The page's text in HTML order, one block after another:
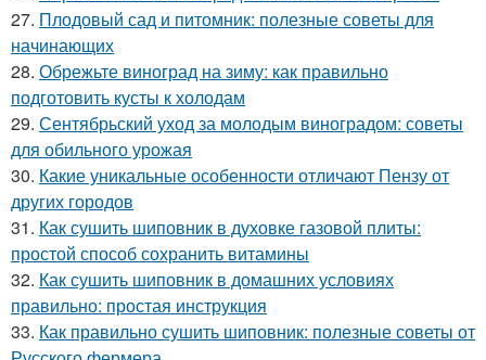
27. Плодовый сад и питомник: полезные советы для
начинающих
28. Обрежьте виноград на зиму: как правильно
подготовить кусты к холодам
29. Сентябрьский уход за молодым виноградом: советы
для обильного урожая
30. Какие уникальные особенности отличают Пензу от
других городов
31. Как сушить шиповник в духовке газовой плиты:
простой способ сохранить витамины
32. Как сушить шиповник в домашних условиях
правильно: простая инструкция
33. Как правильно сушить шиповник: полезные советы от